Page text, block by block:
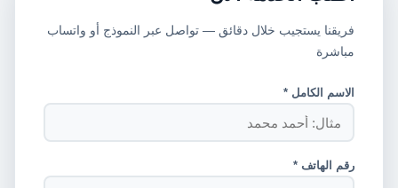
فريقنا يستجيب خلال دقائق — تواصل عبر النموذج أو واتساب
مباشرة
الاسم الكامل *
رقم الهاتف *